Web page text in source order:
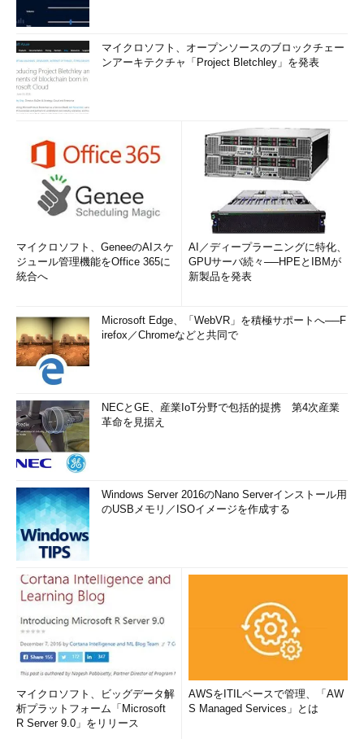
マイクロソフト、オープンソースのブロックチェー
ンアーキテクチャ「Project Bletchley」を発表
マイクロソフト、GeneeのAIスケ
ジュール管理機能をOffice 365に
統合へ
AI／ディープラーニングに特化、
GPUサーバ続々──HPEとIBMが
新製品を発表
Microsoft Edge、「WebVR」を積極サポートへ──F
irefox／Chromeなどと共同で
NECとGE、産業IoT分野で包括的提携 第4次産業
革命を見据え
Windows Server 2016のNano Serverインストール用
のUSBメモリ／ISOイメージを作成する
マイクロソフト、ビッグデータ解
析プラットフォーム「Microsoft
R Server 9.0」をリリース
AWSをITILベースで管理、「AW
S Managed Services」とは